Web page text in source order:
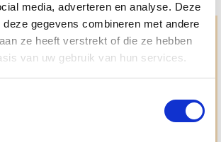
media, adverteren en analyse. Deze
deze gegevens combineren met andere
ze heeft verstrekt of die ze hebben
van uw gebruik van hun services.
nodig?
houden en krijgen. Dat is waar we het
Bij De Paardendrogist worden we
informatieverstrekking en
Wij helpen je graag, doen wat wij